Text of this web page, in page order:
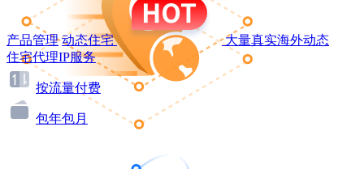
产品管理 动态住宅
大量真实海外动态
住宅代理IP服务
按流量付费
包年包月